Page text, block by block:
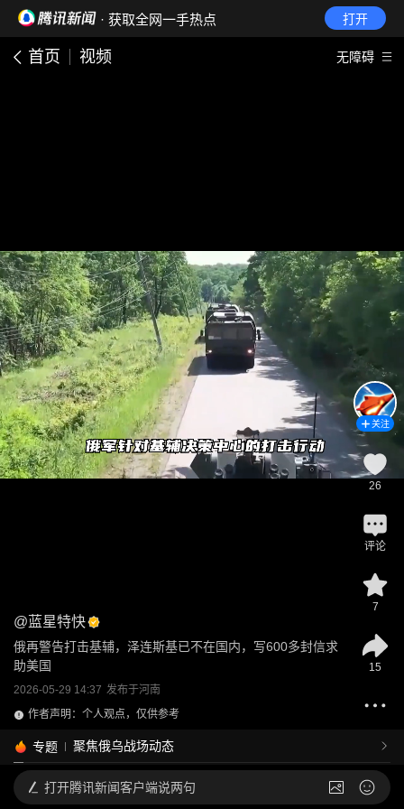
· 获取全网一手热点 打开
首页 视频 无障碍
@蓝星特快
俄再警告打击基辅，泽连斯基已不在国内，写600多封信求
助美国
2026-05-29 14:37 发布于河南
作者声明：个人观点，仅供参考
专题 聚焦俄乌战场动态
关注
26
评论
7
15
打开腾讯新闻客户端说两句